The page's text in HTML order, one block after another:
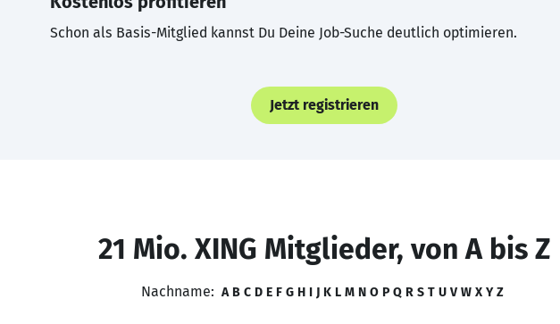
Schon als Basis-Mitglied kannst Du Deine Job-Suche deutlich optimieren.
Jetzt registrieren
21 Mio. XING Mitglieder, von A bis Z
Nachname: A B C D E F G H I J K L M N O P Q R S T U V W X Y Z